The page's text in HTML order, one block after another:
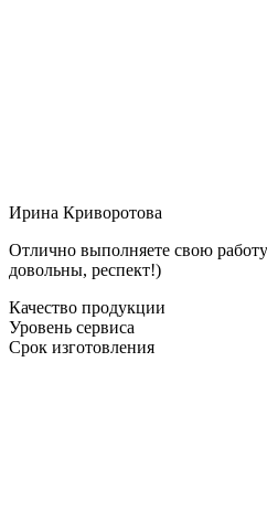
Ирина Криворотова
Отлично выполняете свою
довольны, респект!)
Качество продукции
Уровень сервиса
Срок изготовления